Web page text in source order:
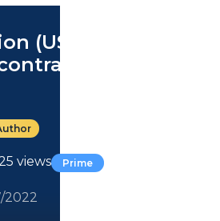
(US) (Spanish)
caídas (US)
views Prime
2022